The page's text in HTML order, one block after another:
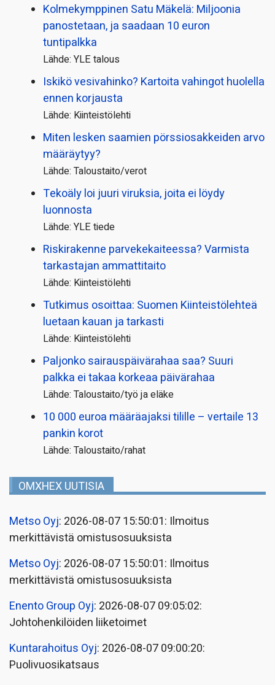
Kolmekymppinen Satu Mäkelä: Miljoonia
panostetaan, ja saadaan 10 euron
tuntipalkka
Lähde: YLE talous
Iskikö vesivahinko? Kartoita vahingot huolella
ennen korjausta
Lähde: Kiinteistölehti
Miten lesken saamien pörssi­osakkeiden arvo
määräytyy?
Lähde: Taloustaito/verot
Tekoäly loi juuri viruksia, joita ei löydy
luonnosta
Lähde: YLE tiede
Riskirakenne parvekekaiteessa? Varmista
tarkastajan ammattitaito
Lähde: Kiinteistölehti
Tutkimus osoittaa: Suomen Kiinteistölehteä
luetaan kauan ja tarkasti
Lähde: Kiinteistölehti
Paljonko sairauspäivä­rahaa saa? Suuri
palkka ei takaa korkeaa päivärahaa
Lähde: Taloustaito/työ ja eläke
10 000 euroa määräajaksi tilille – vertaile 13
pankin korot
Lähde: Taloustaito/rahat
OMXHEX UUTISIA
Metso Oyj: 2026-08-07 15:50:01: Ilmoitus
merkittävistä omistusosuuksista
Metso Oyj: 2026-08-07 15:50:01: Ilmoitus
merkittävistä omistusosuuksista
Enento Group Oyj: 2026-08-07 09:05:02:
Johtohenkilöiden liiketoimet
Kuntarahoitus Oyj: 2026-08-07 09:00:20:
Puolivuosikatsaus